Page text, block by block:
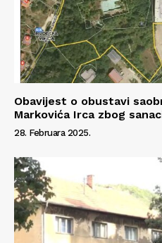
Obavijest o obustavi
Markovića Irca zbog
28. Februara 2025.